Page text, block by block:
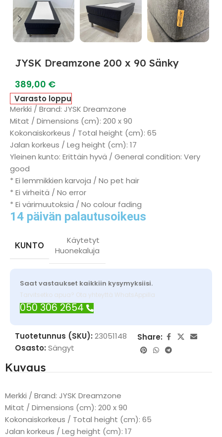
JYSK Dreamzone 200 x 90 Sänky
389,00 €
Varasto loppu
Merkki / Brand: JYSK Dreamzone
Mitat / Dimensions (cm): 200 x 90
Kokonaiskorkeus / Total height (cm): 65
Jalan korkeus / Leg height (cm): 17
Yleinen kunto: Erittäin hyvä / General condition: Very
good
* Ei lemmikkien karvoja / No pet hair
* Ei virheitä / No error
* Ei värimuutoksia / No colour fading
14 päivän palautusoikeus
KUNTO
Käytetyt
Huonekaluja
Saat vastaukset kaikkiin kysymyksiisi.
Tarvitsetko apua? Ota yhteyttä WhatsAppilla
050 306 2654
Tuotetunnus (SKU): 23051148
Osasto: Sängyt
Share:
Kuvaus
Merkki / Brand: JYSK Dreamzone
Mitat / Dimensions (cm): 200 x 90
Kokonaiskorkeus / Total height (cm): 65
Jalan korkeus / Leg height (cm): 17